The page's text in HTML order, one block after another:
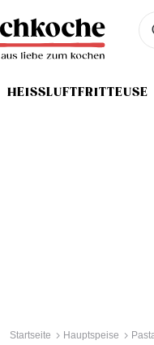
HEISSLUFTFRITTEUSE
Startseite Hauptspeise